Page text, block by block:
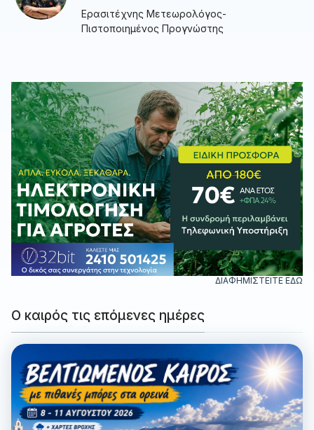
Ερασιτέχνης Μετεωρολόγος-
Πιστοποιημένος Προγνώστης
ΔΙΑΦΗΜΙΣΤΕΙΤΕ ΕΔΩ
Ο καιρός τις επόμενες ημέρες